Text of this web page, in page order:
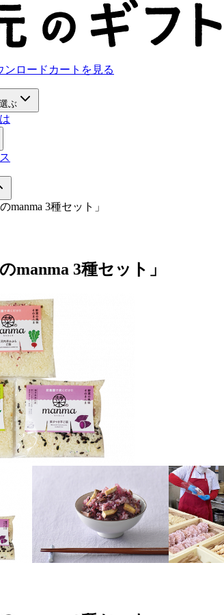
ンロード カートを見る
ぶ
manma 3種セット」
manma 3種セット」